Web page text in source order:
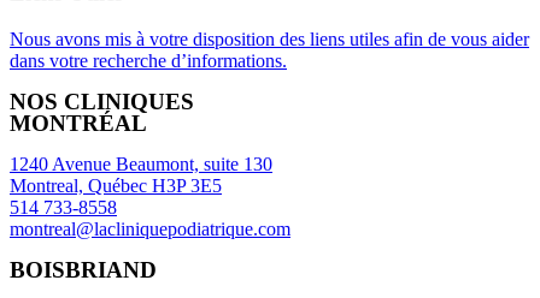
Nous avons mis à votre disposition des liens utiles afin de vous aider
dans votre recherche d’informations.
NOS CLINIQUES
MONTRÉAL
1240 Avenue Beaumont, suite 130
Montreal, Québec H3P 3E5
514 733-8558
montreal@lacliniquepodiatrique.com
BOISBRIAND